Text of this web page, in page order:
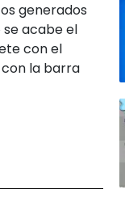
generados
acabe el
con el
la barra